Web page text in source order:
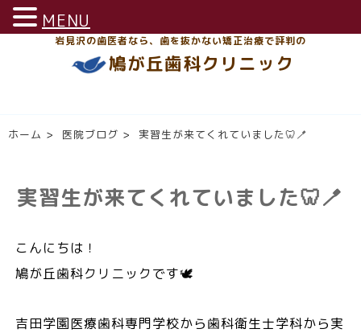
岩見沢の歯医者なら、歯を抜かない矯正治療で評判の
鳩が丘歯科クリニック
ホーム > 医院ブログ > 実習生が来てくれていました🦷🪥
実習生が来てくれていました🦷🪥
こんにちは！
鳩が丘歯科クリニックです🕊️
吉田学園医療歯科専門学校から歯科衛生士学科から実
MENU